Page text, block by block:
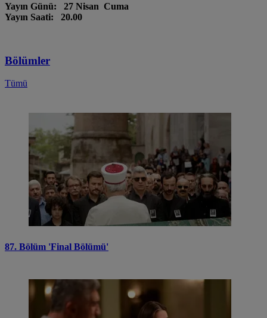
Yayın Günü: 27 Nisan Cuma
Yayın Saati: 20.00
Bölümler
Tümü
87. Bölüm 'Final Bölümü'